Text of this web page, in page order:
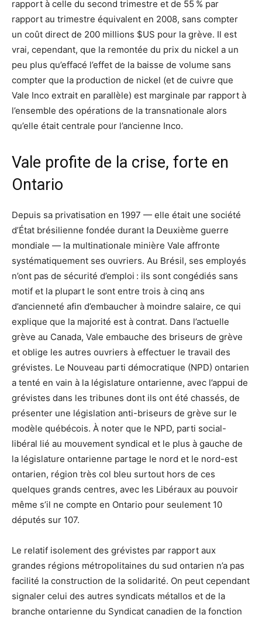
rapport à celle du second trimestre et de 55 % par
rapport au trimestre équivalent en 2008, sans compter
un coût direct de 200 millions $US pour la grève. Il est
vrai, cependant, que la remontée du prix du nickel a un
peu plus qu’effacé l’effet de la baisse de volume sans
compter que la production de nickel (et de cuivre que
Vale Inco extrait en parallèle) est marginale par rapport à
l’ensemble des opérations de la transnationale alors
qu’elle était centrale pour l’ancienne Inco.
Vale profite de la crise, forte en
Ontario
Depuis sa privatisation en 1997 — elle était une société
d’État brésilienne fondée durant la Deuxième guerre
mondiale — la multinationale minière Vale affronte
systématiquement ses ouvriers. Au Brésil, ses employés
n’ont pas de sécurité d’emploi : ils sont congédiés sans
motif et la plupart le sont entre trois à cinq ans
d’ancienneté afin d’embaucher à moindre salaire, ce qui
explique que la majorité est à contrat. Dans l’actuelle
grève au Canada, Vale embauche des briseurs de grève
et oblige les autres ouvriers à effectuer le travail des
grévistes. Le Nouveau parti démocratique (NPD) ontarien
a tenté en vain à la législature ontarienne, avec l’appui de
grévistes dans les tribunes dont ils ont été chassés, de
présenter une législation anti-briseurs de grève sur le
modèle québécois. À noter que le NPD, parti social-
libéral lié au mouvement syndical et le plus à gauche de
la législature ontarienne partage le nord et le nord-est
ontarien, région très col bleu surtout hors de ces
quelques grands centres, avec les Libéraux au pouvoir
même s’il ne compte en Ontario pour seulement 10
députés sur 107.
Le relatif isolement des grévistes par rapport aux
grandes régions métropolitaines du sud ontarien n’a pas
facilité la construction de la solidarité. On peut cependant
signaler celui des autres syndicats métallos et de la
branche ontarienne du Syndicat canadien de la fonction